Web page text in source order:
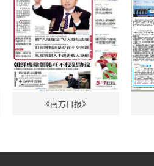
《南方日报》